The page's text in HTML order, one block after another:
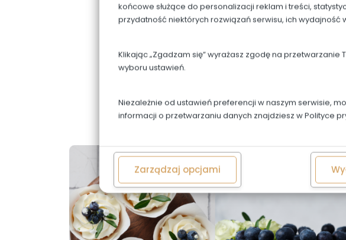
końcowe służące do personalizacji reklam i treści,
przydatność niektórych rozwiązań serwisu, ich
Klikając „Zgadzam się” wyrażasz zgodę na
wyboru ustawień.
Niezależnie od ustawień preferencji w naszym serwisie,
informacji o przetwarzaniu danych znajdziesz wPolityce
Zarządzaj opcjami